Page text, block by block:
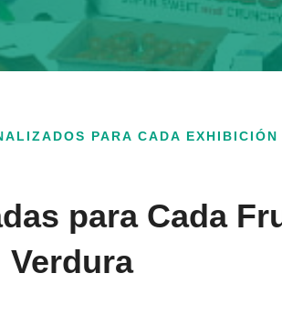
PARA CADA EXHIBICIÓN
para Cada
Verdura